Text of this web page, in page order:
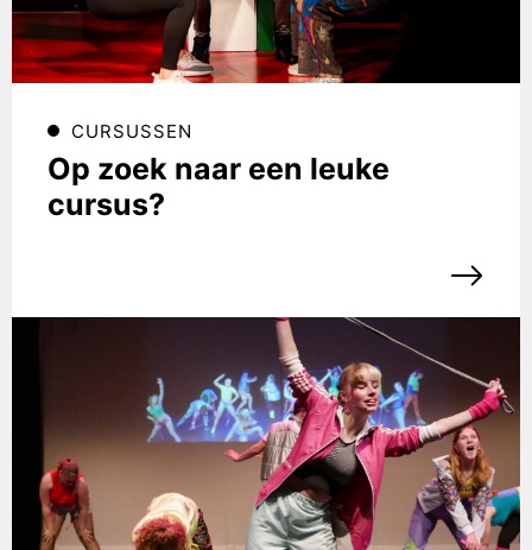
CURSUSSEN
Op zoek naar een leuke
cursus?